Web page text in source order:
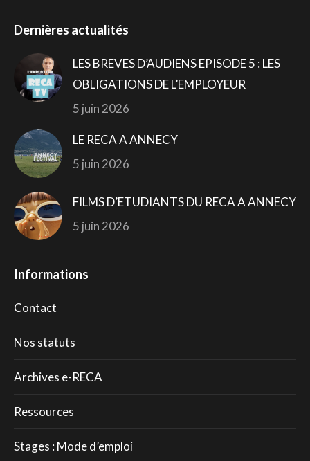
Dernières actualités
LES BREVES D’AUDIENS EPISODE 5 : LES
OBLIGATIONS DE L’EMPLOYEUR
5 juin 2026
LE RECA A ANNECY
5 juin 2026
FILMS D’ETUDIANTS DU RECA A ANNECY
5 juin 2026
Informations
Contact
Nos statuts
Archives e-RECA
Ressources
Stages : Mode d’emploi